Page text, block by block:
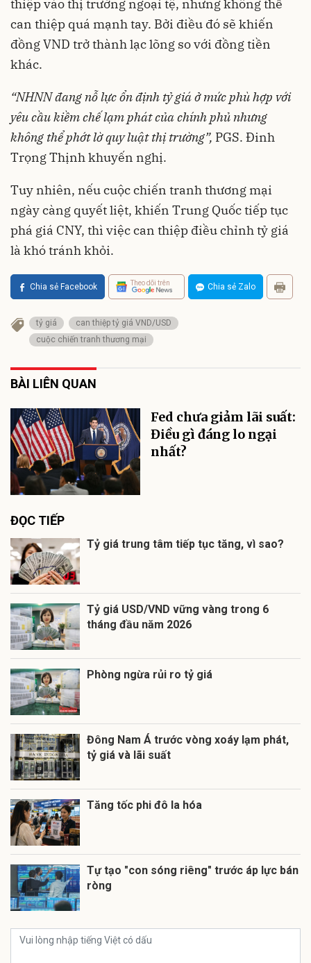
thiệp vào thị trường ngoại tệ, nhưng không thể
can thiệp quá mạnh tay. Bởi điều đó sẽ khiến
đồng VND trở thành lạc lõng so với đồng tiền
khác.
“NHNN đang nỗ lực ổn định tỷ giá ở mức phù hợp với
yêu cầu kiềm chế lạm phát của chính phủ nhưng
không thể phớt lờ quy luật thị trường”, PGS. Đinh
Trọng Thịnh khuyến nghị.
Tuy nhiên, nếu cuộc chiến tranh thương mại
ngày càng quyết liệt, khiến Trung Quốc tiếp tục
phá giá CNY, thì việc can thiệp điều chỉnh tỷ giá
là khó tránh khỏi.
Chia sẻ Facebook Theo dõi trên Chia sẻ Zalo
tỷ giá
can thiệp tỷ giá VND/USD
cuộc chiến tranh thương mại
BÀI LIÊN QUAN
Fed chưa giảm lãi suất:
Điều gì đáng lo ngại
nhất?
ĐỌC TIẾP
Tỷ giá trung tâm tiếp tục tăng, vì sao?
Tỷ giá USD/VND vững vàng trong 6
tháng đầu năm 2026
Phòng ngừa rủi ro tỷ giá
Đông Nam Á trước vòng xoáy lạm phát,
tỷ giá và lãi suất
Tăng tốc phi đô la hóa
Tự tạo "con sóng riêng" trước áp lực bán
ròng